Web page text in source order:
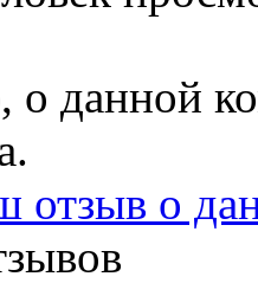
данной
отзыв о